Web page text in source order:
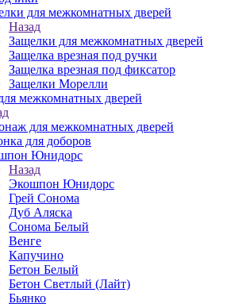
для межкомнатных дверей
Назад
Защелки для межкомнатных дверей
Защелка врезная под ручки
Защелка врезная под фиксатор
Защелки Морелли
межкомнатных дверей
для межкомнатных дверей
для доборов
Юнидорс
Назад
Экошпон Юнидорс
Грей Сонома
Дуб Аляска
Сонома Белый
Венге
Капучино
Бетон Белый
Бетон Светлый (Лайт)
Бьянко